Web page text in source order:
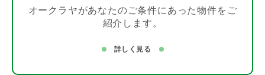
オークラヤがあなたのご条件にあった物件をご
紹介します。
詳しく見る